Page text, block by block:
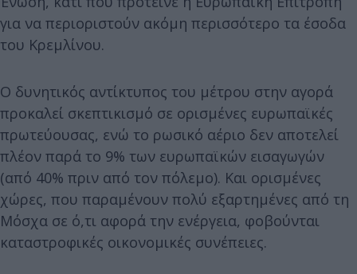
για να περιοριστούν ακόμη περισσότερο τα έσοδα
του Κρεμλίνου.
Ο δυνητικός αντίκτυπος του μέτρου στην αγορά
προκαλεί σκεπτικισμό σε ορισμένες ευρωπαϊκές
πρωτεύουσας, ενώ το ρωσικό αέριο δεν αποτελεί
πλέον παρά το 9% των ευρωπαϊκών εισαγωγών
(από 40% πριν από τον πόλεμο). Και ορισμένες
χώρες, που παραμένουν πολύ εξαρτημένες από τη
Μόσχα σε ό,τι αφορά την ενέργεια, φοβούνται
καταστροφικές οικονομικές συνέπειες.